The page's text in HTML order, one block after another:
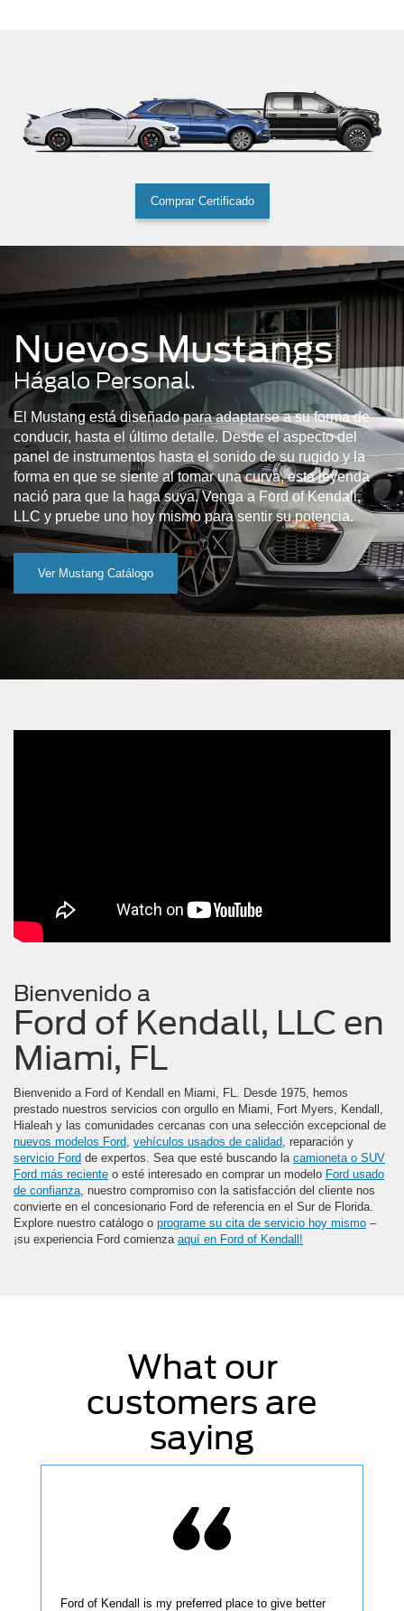
Comprar Certificado
Nuevos Mustangs
Hágalo Personal.
El Mustang está diseñado para adaptarse a su forma de
conducir, hasta el último detalle. Desde el aspecto del
panel de instrumentos hasta el sonido de su rugido y la
forma en que se siente al tomar una curva, esta leyenda
nació para que la haga suya. Venga a Ford of Kendall,
LLC y pruebe uno hoy mismo para sentir su potencia.
Ver Mustang Catálogo
Bienvenido a
Ford of Kendall, LLC en
Miami, FL
Bienvenido a Ford of Kendall en Miami, FL. Desde 1975, hemos
prestado nuestros servicios con orgullo en Miami, Fort Myers, Kendall,
Hialeah y las comunidades cercanas con una selección excepcional de
nuevos modelos Ford, vehículos usados de calidad, reparación y
servicio Ford de expertos. Sea que esté buscando la camioneta o SUV
Ford más reciente o esté interesado en comprar un modelo Ford usado
de confianza, nuestro compromiso con la satisfacción del cliente nos
convierte en el concesionario Ford de referencia en el Sur de Florida.
Explore nuestro catálogo o programe su cita de servicio hoy mismo –
¡su experiencia Ford comienza aquí en Ford of Kendall!
What our
customers are
saying
Ford of Kendall is my preferred place to give better